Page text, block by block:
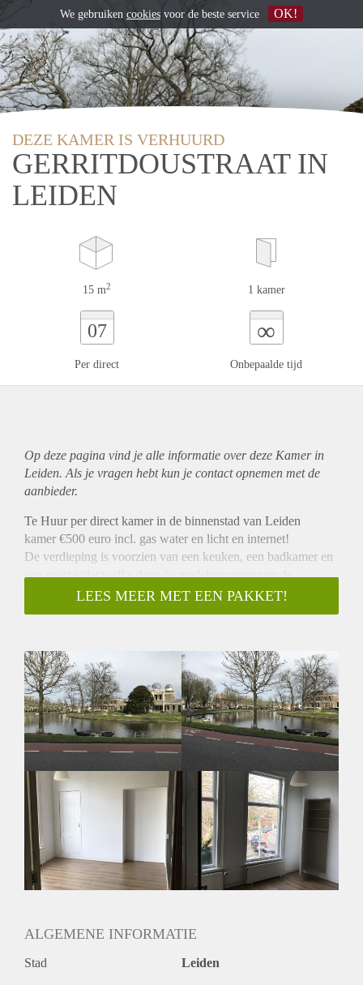
DEZE KAMER IS VERHUURD
GERRITDOUSTRAAT IN
LEIDEN
15 m2 1 kamer
07
Per direct
∞
Onbepaalde tijd
Op deze pagina vind je alle informatie over deze Kamer in
Leiden. Als je vragen hebt kun je contact opnemen met de
aanbieder.
Te Huur per direct kamer in de binnenstad van Leiden
kamer €500 euro incl. gas water en licht en internet!
De verdieping is voorzien van een keuken, een badkamer en
een apart toilet welke door de medebewoners van de
verdieping dienen te worden gedeeld.
De centrale ligging van het prachtige pand is uiterst ideaal en
vrijwel alle stads en streekbussen en op 10 min. loopafstand
van het Centraal Station van Leiden, welke u de
mogelijkheid biedt om binnen een kwartier naar Den Haag
en Schiphol te reizen en in nog geen half uur naar
Amsterdam, Rotterdam en Utrecht.
De historische binnenstad van Leiden is de na een op
grootste van Nederland. Oude grachten en kades, kleine
steegjes, hofjes en historische gebouwen bepalen het beeld.
Hier vind u dan ook allerlei stedelijke voorzieningen in een
compact gebied bij mekaar.
De prijs is een vaste prijs incl. gas, water -en licht en internet.
Heeft u interesse dan kunt u reageren.
leidenkamerverhuur @ gmail .com
LEES MEER MET EEN PAKKET!
ALGEMENE INFORMATIE
Stad Leiden
We gebruiken cookies voor de beste service OK!